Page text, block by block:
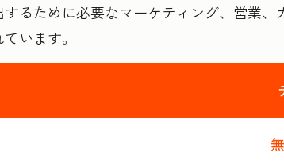
るために必要なマーケティング、営業
います。